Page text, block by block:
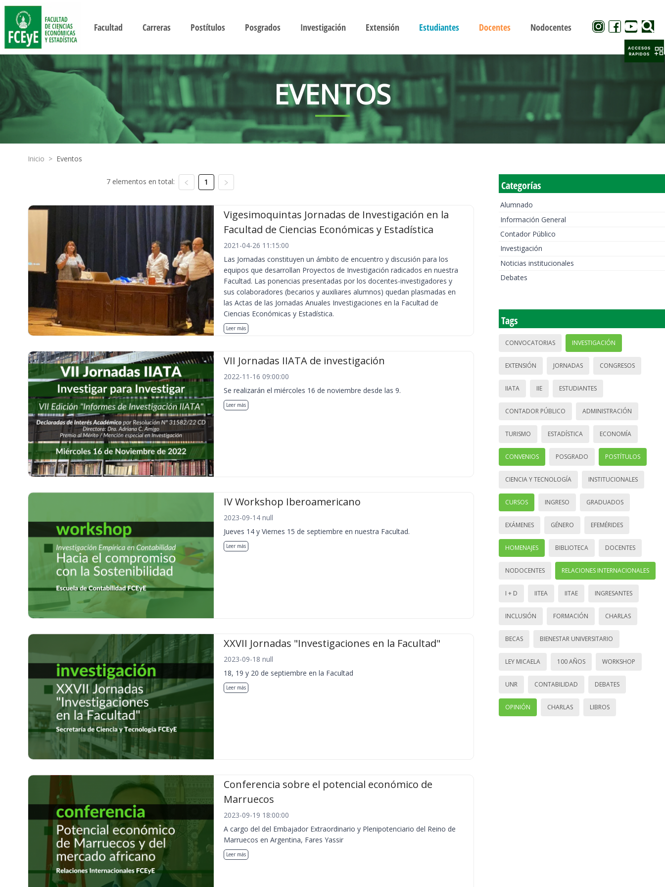
Facultad Carreras Postítulos Posgrados Investigación Extensión Estudiantes Docentes Nodocentes
EVENTOS
Inicio > Eventos
7 elementos en total: 1
Vigesimoquintas Jornadas de Investigación en la
Facultad de Ciencias Económicas y Estadística
2021-04-26 11:15:00
Las Jornadas constituyen un ámbito de encuentro y discusión para los
equipos que desarrollan Proyectos de Investigación radicados en nuestra
Facultad. Las ponencias presentadas por los docentes-investigadores y
sus colaboradores (becarios y auxiliares alumnos) quedan plasmadas en
las Actas de las Jornadas Anuales Investigaciones en la Facultad de
Ciencias Económicas y Estadística.
Leer más
VII Jornadas IIATA de investigación
2022-11-16 09:00:00
Se realizarán el miércoles 16 de noviembre desde las 9.
Leer más
IV Workshop Iberoamericano
2023-09-14 null
Jueves 14 y Viernes 15 de septiembre en nuestra Facultad.
Leer más
XXVII Jornadas "Investigaciones en la Facultad"
2023-09-18 null
18, 19 y 20 de septiembre en la Facultad
Leer más
Conferencia sobre el potencial económico de
Marruecos
2023-09-19 18:00:00
A cargo del del Embajador Extraordinario y Plenipotenciario del Reino de
Marruecos en Argentina, Fares Yassir
Leer más
Categorías
Alumnado
Información General
Contador Público
Investigación
Noticias institucionales
Debates
Tags
CONVOCATORIAS INVESTIGACIÓN
EXTENSIÓN JORNADAS CONGRESOS
IIATA IIE ESTUDIANTES
CONTADOR PÚBLICO ADMINISTRACIÓN
TURISMO ESTADÍSTICA ECONOMÍA
CONVENIOS POSGRADO POSTÍTULOS
CIENCIA Y TECNOLOGÍA INSTITUCIONALES
CURSOS INGRESO GRADUADOS
EXÁMENES GÉNERO EFEMÉRIDES
HOMENAJES BIBLIOTECA DOCENTES
NODOCENTES RELACIONES INTERNACIONALES
I + D IITEA IITAE INGRESANTES
INCLUSIÓN FORMACIÓN CHARLAS
BECAS BIENESTAR UNIVERSITARIO
LEY MICAELA 100 AÑOS WORKSHOP
UNR CONTABILIDAD DEBATES
OPINIÓN CHARLAS LIBROS
ACCESOS
RAPIDOS